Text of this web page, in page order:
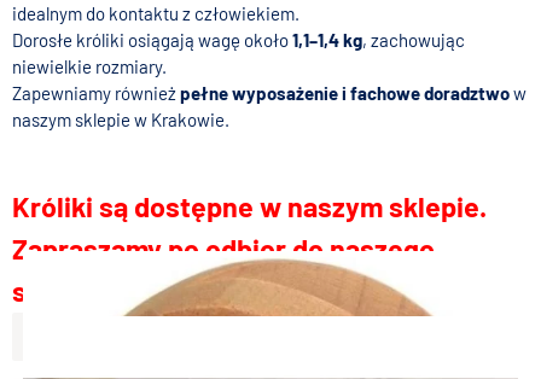
idealnym do kontaktu z człowiekiem.
Dorosłe króliki osiągają wagę około1,1–1,4 kg, zachowując
niewielkie rozmiary.
Zapewniamy równieżpełne wyposażenie i fachowe doradztwow
naszym sklepie w Krakowie.
Króliki są dostępne w naszym sklepie.
Zapraszamy po odbior do naszego
sklepu.